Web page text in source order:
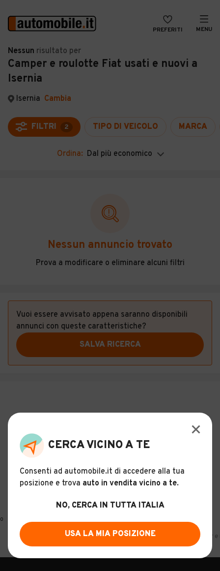
PREFERITI MENU
Auto
Auto usate
Auto Km 0
Auto Nuove
Concessionari
VENDI
MAGAZINE
ACCEDI
Nessun risultato per
Camper e roulotte Fiat usati e nuovi a
Isernia
Isernia Cambia
FILTRI 2 TIPO DI VEICOLO MARCA
Ordina: Dal più economico
Nessun annuncio trovato
Prova a modificare o eliminare alcuni filtri
Vuoi essere avvisato appena saranno disponibili
annunci con queste caratteristiche?
SALVA RICERCA
0
Home Camper e roulotte Fiat Molise Camper
CERCA VICINO A TE
Consenti ad automobile.it di accedere alla tua
posizione e trova auto in vendita vicino a te.
NO, CERCA IN TUTTA ITALIA
USA LA MIA POSIZIONE